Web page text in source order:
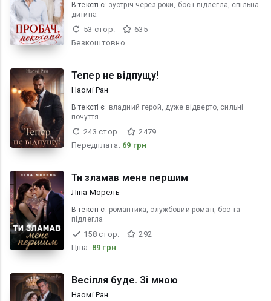
В текcті є: зустріч через роки, бос і підлегла, спільна
дитина
53 стор.
635
Безкоштовно
Тепер не відпущу!
Наомі Ран
В текcті є: владний герой, дуже відверто, сильні
почуття
243 стор.
2479
Передплата: 69 грн
Ти зламав мене першим
Ліна Морель
В текcті є: романтика, службовий роман, бос та
підлегла
158 стор.
292
Ціна: 89 грн
Весілля буде. Зі мною
Наомі Ран